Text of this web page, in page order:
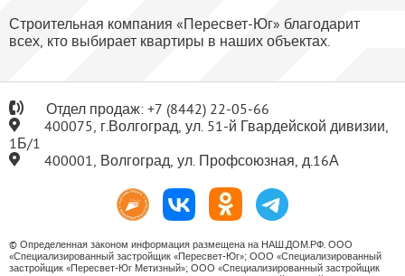
Строительная компания «Пересвет-Юг» благодарит
всех, кто выбирает квартиры в наших объектах.
Отдел продаж: +7 (8442) 22-05-66
400075, г.Волгоград, ул. 51-й Гвардейской дивизии,
1Б/1
400001, Волгоград, ул. Профсоюзная, д.16А
© Определенная законом информация размещена на НАШ.ДОМ.РФ. ООО
«Специализированный застройщик «Пересвет-Юг»; ООО «Специализированный
застройщик «Пересвет-Юг Метизный»; ООО «Специализированный застройщик